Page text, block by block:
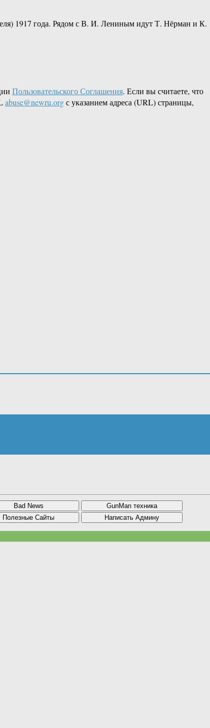
1917 года. Рядом с В. И. Лениным идут Т. Нёрман и К.
Пользовательского Соглашения. Если вы считаете, что
abuse@newru.orgс указанием адреса (URL) страницы,